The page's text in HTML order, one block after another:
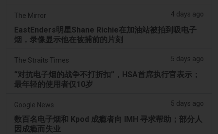
The Mirror 4 days ago
EastEnders明星Shane Richie在加油站被拍到吸电子
烟，录像显示他在被捕前的片刻
The Straits Times 5 days ago
“对抗电子烟的战争不打折扣”，HSA首席执行官表示；
最年轻的使用者仅10岁
Google News 5 days ago
数百名电子烟和 Kpod 成瘾者向 IMH 寻求帮助；部分人
因成瘾而失业